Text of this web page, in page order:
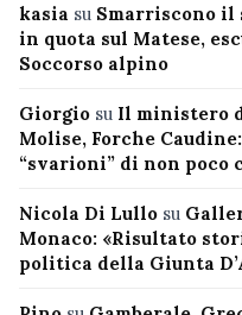
kasia su Smarriscono il
in quota sul Matese,
Soccorso alpino
Giorgio su Il ministero
Molise, Forche
“svarioni” di non poco
Nicola Di Lullo su
Monaco: «Risultato
politica della Giunta